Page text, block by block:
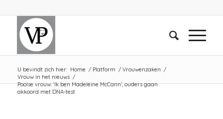
U bevindt zich hier: Home / Platform / Vrouwenzaken /
Vrouw in het nieuws /
Poolse vrouw: ‘Ik ben Madeleine McCann’, ouders gaan
akkoord met DNA-test